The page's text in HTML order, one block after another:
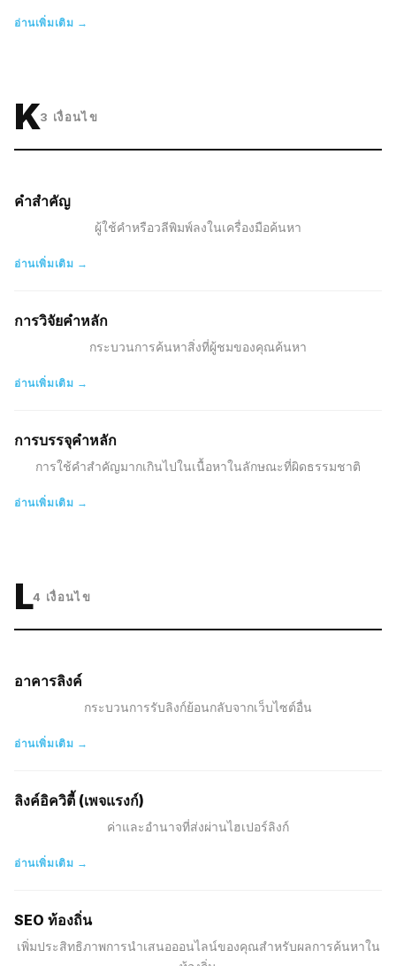
อ่านเพิ่มเติม →
K3 เงื่อนไข
คำสำคัญ
ผู้ใช้คำหรือวลีพิมพ์ลงในเครื่องมือค้นหา
อ่านเพิ่มเติม →
การวิจัยคำหลัก
กระบวนการค้นหาสิ่งที่ผู้ชมของคุณค้นหา
อ่านเพิ่มเติม →
การบรรจุคำหลัก
การใช้คำสำคัญมากเกินไปในเนื้อหาในลักษณะที่ผิดธรรมชาติ
อ่านเพิ่มเติม →
L4 เงื่อนไข
อาคารลิงค์
กระบวนการรับลิงก์ย้อนกลับจากเว็บไซต์อื่น
อ่านเพิ่มเติม →
ลิงค์อิควิตี้ (เพจแรงก์)
ค่าและอำนาจที่ส่งผ่านไฮเปอร์ลิงก์
อ่านเพิ่มเติม →
SEO ท้องถิ่น
เพิ่มประสิทธิภาพการนำเสนอออนไลน์ของคุณสำหรับผลการค้นหาใน